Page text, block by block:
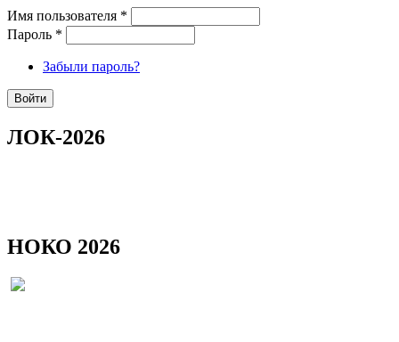
Имя пользователя *
Пароль *
Забыли пароль?
ЛОК-2026
НОКО 2026